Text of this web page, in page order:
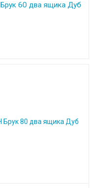
60 два ящика Дуб